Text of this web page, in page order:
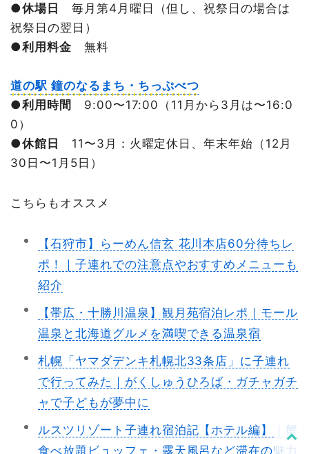
●休場日
毎月第4月曜日（但し、祝祭日の場合は
祝祭日の翌日）
●利用料金 無料
道の駅 鐘のなるまち・ちっぷべつ
●利用時間
9:00〜17:00（11月から3月は〜16:0
0）
●休館日
11〜3月：火曜定休日、年末年始（12月
30日〜1月5日）
こちらもオススメ
【石狩市】らーめん信玄 花川本店60分待ちレ
ポ！｜子連れでの注意点やおすすめメニューも
紹介
【帯広・十勝川温泉】観月苑宿泊レポ｜モール
温泉と北海道グルメを満喫できる温泉宿
札幌「ヤマダデンキ札幌北33条店」に子連れ
で行ってみた｜がくしゅうひろば・ガチャガチ
ャで子どもが夢中に
ルスツリゾート子連れ宿泊記【ホテル編】｜蟹
食べ放題ビュッフェ・露天風呂など滞在の魅力